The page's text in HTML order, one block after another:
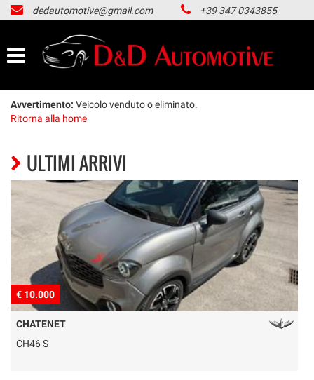
HOME
LISTA VEICOLI
ACQUISTIAMO USATO
CONTATTI
NEWS
AREA COMMERCIANTI
dedautomotive@gmail.com +39 347 0343855
Avvertimento: Veicolo venduto o eliminato.
Ritorna alla home
ULTIMI ARRIVI
€ 10.000
CHATENET
CH46 S